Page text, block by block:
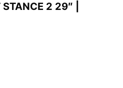
2 29″ |